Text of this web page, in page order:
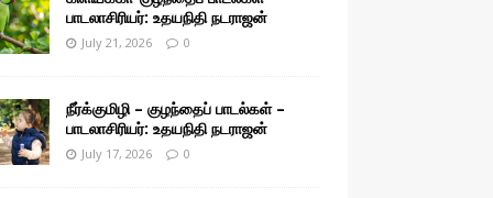
பாடலாசிரியர்: உதயநிதி நடராஜன்
July 21, 2026 0
நீர்க்குமிழி – குழந்தைப் பாடல்கள் –
பாடலாசிரியர்: உதயநிதி நடராஜன்
July 17, 2026 0